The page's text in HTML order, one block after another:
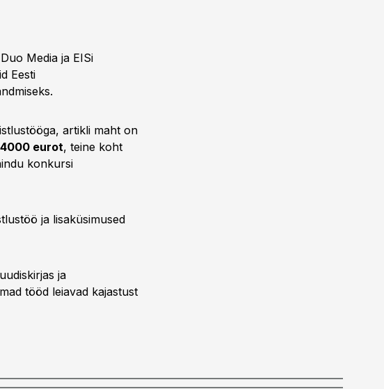
Media ja EISi
Eesti
artikli maht on
4000 eurot, teine koht
konkursi
ja lisaküsimused
ja
tööd leiavad kajastust